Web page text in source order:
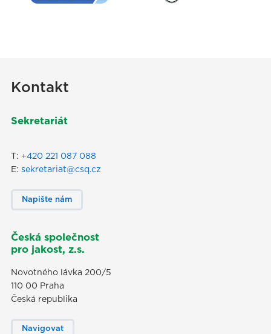
Kontakt
Sekretariát
T: +420 221 087 088
E: sekretariat@csq.cz
Napište nám
Česká společnost
pro jakost, z.s.
Novotného lávka 200/5
110 00 Praha
Česká republika
Navigovat